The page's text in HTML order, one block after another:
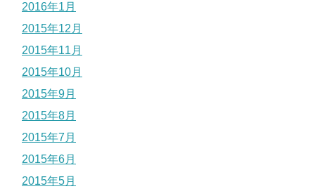
2016年1月
2015年12月
2015年11月
2015年10月
2015年9月
2015年8月
2015年7月
2015年6月
2015年5月